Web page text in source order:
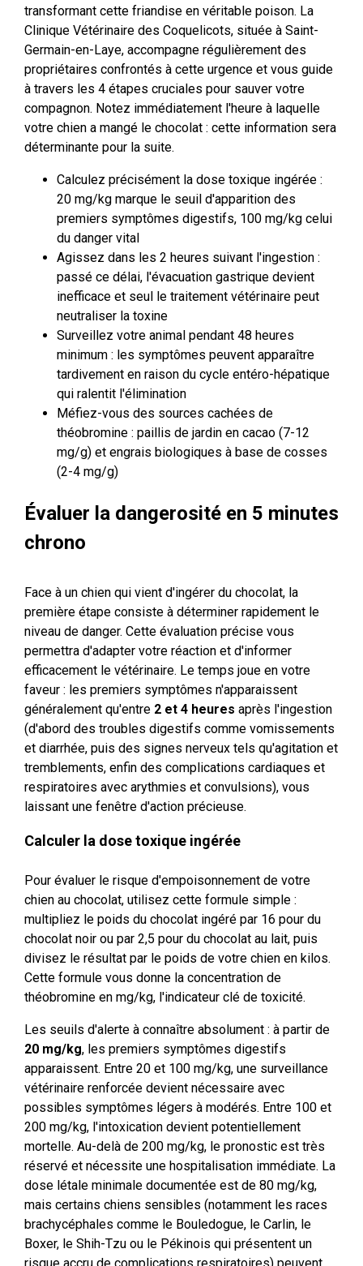
transformant cette friandise en véritable poison. La
Clinique Vétérinaire des Coquelicots, située à Saint-
Germain-en-Laye, accompagne régulièrement des
propriétaires confrontés à cette urgence et vous guide
à travers les 4 étapes cruciales pour sauver votre
compagnon. Notez immédiatement l'heure à laquelle
votre chien a mangé le chocolat : cette information sera
déterminante pour la suite.
Calculez précisément la dose toxique ingérée :
20 mg/kg marque le seuil d'apparition des
premiers symptômes digestifs, 100 mg/kg celui
du danger vital
Agissez dans les 2 heures suivant l'ingestion :
passé ce délai, l'évacuation gastrique devient
inefficace et seul le traitement vétérinaire peut
neutraliser la toxine
Surveillez votre animal pendant 48 heures
minimum : les symptômes peuvent apparaître
tardivement en raison du cycle entéro-hépatique
qui ralentit l'élimination
Méfiez-vous des sources cachées de
théobromine : paillis de jardin en cacao (7-12
mg/g) et engrais biologiques à base de cosses
(2-4 mg/g)
Évaluer la dangerosité en 5 minutes
chrono
Face à un chien qui vient d'ingérer du chocolat, la
première étape consiste à déterminer rapidement le
niveau de danger. Cette évaluation précise vous
permettra d'adapter votre réaction et d'informer
efficacement le vétérinaire. Le temps joue en votre
faveur : les premiers symptômes n'apparaissent
généralement qu'entre 2 et 4 heures après l'ingestion
(d'abord des troubles digestifs comme vomissements
et diarrhée, puis des signes nerveux tels qu'agitation et
tremblements, enfin des complications cardiaques et
respiratoires avec arythmies et convulsions), vous
laissant une fenêtre d'action précieuse.
Calculer la dose toxique ingérée
Pour évaluer le risque d'empoisonnement de votre
chien au chocolat, utilisez cette formule simple :
multipliez le poids du chocolat ingéré par 16 pour du
chocolat noir ou par 2,5 pour du chocolat au lait, puis
divisez le résultat par le poids de votre chien en kilos.
Cette formule vous donne la concentration de
théobromine en mg/kg, l'indicateur clé de toxicité.
Les seuils d'alerte à connaître absolument : à partir de
20 mg/kg, les premiers symptômes digestifs
apparaissent. Entre 20 et 100 mg/kg, une surveillance
vétérinaire renforcée devient nécessaire avec
possibles symptômes légers à modérés. Entre 100 et
200 mg/kg, l'intoxication devient potentiellement
mortelle. Au-delà de 200 mg/kg, le pronostic est très
réservé et nécessite une hospitalisation immédiate. La
dose létale minimale documentée est de 80 mg/kg,
mais certains chiens sensibles (notamment les races
brachycéphales comme le Bouledogue, le Carlin, le
Boxer, le Shih-Tzu ou le Pékinois qui présentent un